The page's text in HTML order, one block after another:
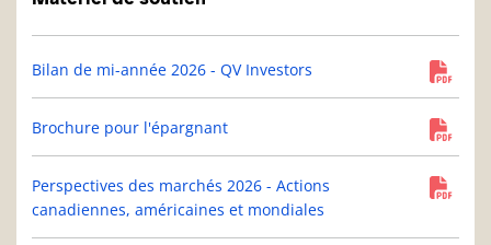
Bilan de mi-année 2026 - QV Investors
Brochure pour l'épargnant
Perspectives des marchés 2026 - Actions
canadiennes, américaines et mondiales